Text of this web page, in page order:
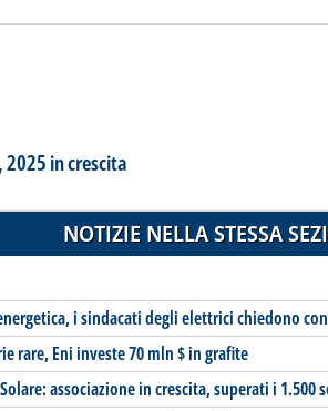
2025 in crescita
NOTIZIE NELLA STESSA
i sindacati degli elettrici chiedono
rare, Eni investe 70 mln $ in grafite
associazione in crescita, superati i 1.500